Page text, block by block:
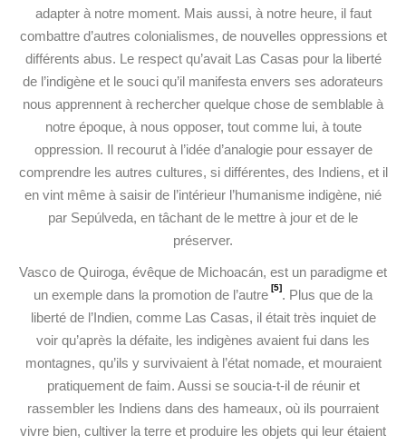
adapter à notre moment. Mais aussi, à notre heure, il faut
combattre d’autres colonialismes, de nouvelles oppressions et
différents abus. Le respect qu’avait Las Casas pour la liberté
de l’indigène et le souci qu’il manifesta envers ses adorateurs
nous apprennent à rechercher quelque chose de semblable à
notre époque, à nous opposer, tout comme lui, à toute
oppression. Il recourut à l’idée d’analogie pour essayer de
comprendre les autres cultures, si différentes, des Indiens, et il
en vint même à saisir de l’intérieur l’humanisme indigène, nié
par Sepúlveda, en tâchant de le mettre à jour et de le
préserver.
Vasco de Quiroga, évêque de Michoacán, est un paradigme et
un exemple dans la promotion de l’autre [5]. Plus que de la
liberté de l’Indien, comme Las Casas, il était très inquiet de
voir qu’après la défaite, les indigènes avaient fui dans les
montagnes, qu’ils y survivaient à l’état nomade, et mouraient
pratiquement de faim. Aussi se soucia-t-il de réunir et
rassembler les Indiens dans des hameaux, où ils pourraient
vivre bien, cultiver la terre et produire les objets qui leur étaient